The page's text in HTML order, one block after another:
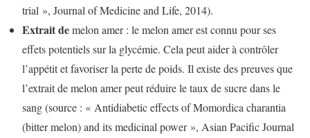
trial », Journal of Medicine and Life, 2014).
Extrait demelon amer : le melon amer est connu pour ses
effets potentiels sur la glycémie. Cela peut aider à contrôler
l’appétit et favoriser la perte de poids. Il existe des preuves que
l’extrait de melon amer peut réduire le taux de sucre dans le
sang (source : « Antidiabetic effects of Momordica charantia
(bitter melon) and its medicinal power », Asian Pacific Journal